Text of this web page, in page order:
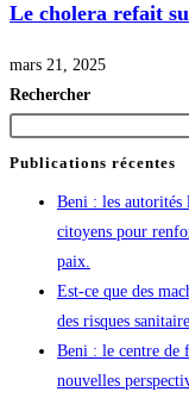
Le cholera refait
mars 21, 2025
Rechercher
Publications récentes
Beni : les autorités
citoyens pour
paix.
Est-ce que des
des risques
Beni : le centre de
nouvelles